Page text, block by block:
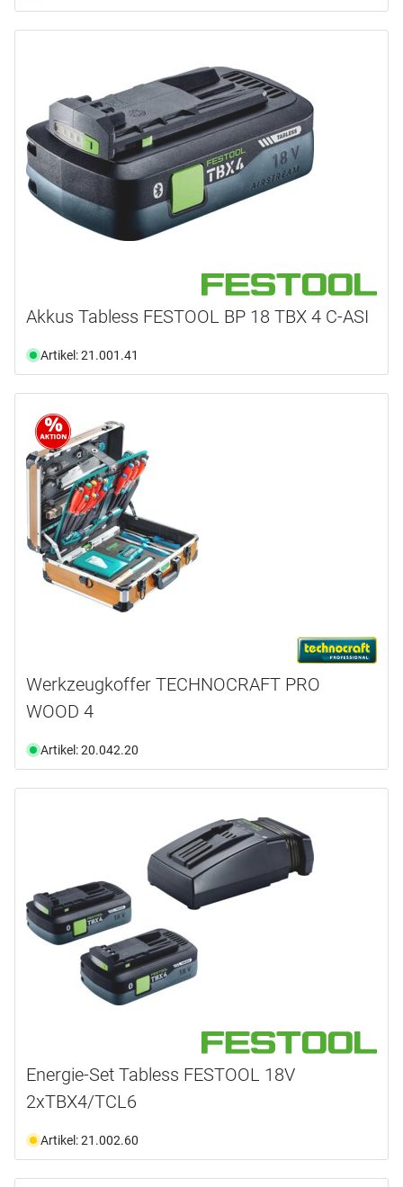
Akkus Tabless FESTOOL BP 18 TBX 4 C-ASI
Artikel: 21.001.41
Werkzeugkoffer TECHNOCRAFT PRO
WOOD 4
Artikel: 20.042.20
Energie-Set Tabless FESTOOL 18V
2xTBX4/TCL6
Artikel: 21.002.60